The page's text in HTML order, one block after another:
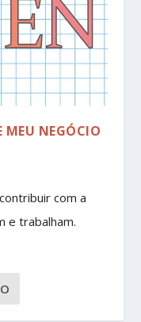
MEU NEGÓCIO
com a
e trabalham.